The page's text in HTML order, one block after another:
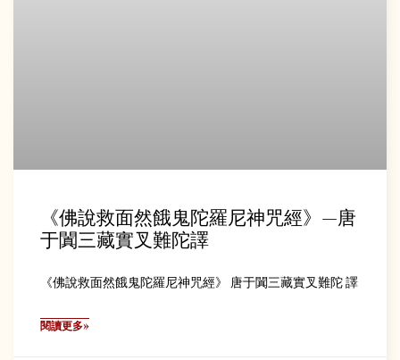
《佛說救面然餓鬼陀羅尼神咒經》—唐
于闐三藏實叉難陀譯
《佛說救面然餓鬼陀羅尼神咒經》 唐于闐三藏實叉難陀 譯
閱讀更多»